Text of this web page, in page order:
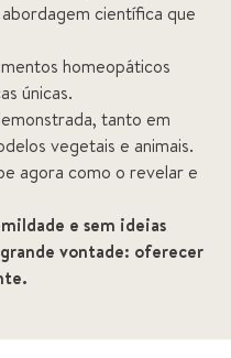
científica que
homeopáticos
únicas.
tanto em
vegetais e animais.
agora como o revelar e
e sem ideias
vontade: oferecer